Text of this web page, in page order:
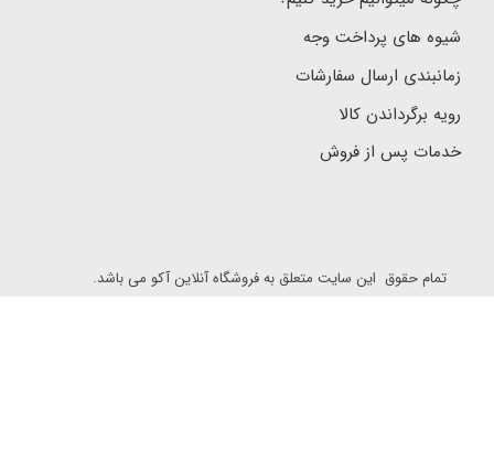
شیوه های پرداخت وجه
زمانبندی ارسال سفارشات
رویه برگرداندن کالا
خدمات پس از فروش
تمام حقوق این سایت متعلق به فروشگاه آنلاین آکو می باشد.